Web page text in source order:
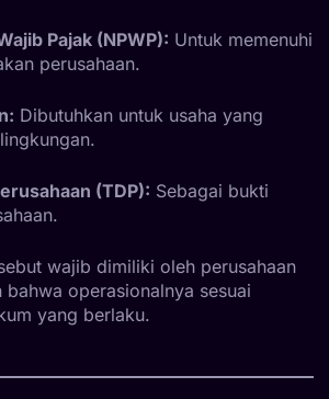
Pajak (NPWP): Untuk memenuhi
perusahaan.
Dibutuhkan untuk usaha yang
(TDP): Sebagai bukti
wajib dimiliki oleh perusahaan
bahwa operasionalnya sesuai
yang berlaku.